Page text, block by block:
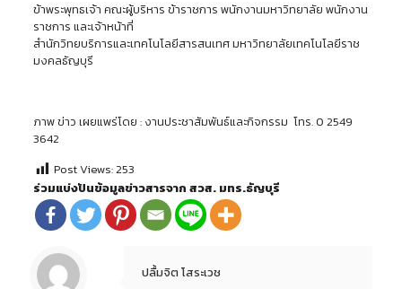
ข้าพระพุทธเจ้า คณะผู้บริหาร ข้าราชการ พนักงานมหาวิทยาลัย พนักงาน
ราชการ และเจ้าหน้าที่
สำนักวิทยบริการและเทคโนโลยีสารสนเทศ มหาวิทยาลัยเทคโนโลยีราช
มงคลธัญบุรี
ภาพ ข่าว เผยแพร่โดย : งานประชาสัมพันธ์และกิจกรรม โทร. 0 2549
3642
Post Views:253
ร่วมแบ่งปันข้อมูลข่าวสารจาก สวส. มทร.ธัญบุรี
ปลื้มจิต โสระเวช